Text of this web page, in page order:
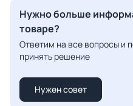
Нужно больше
товаре?
Ответим на все вопросы и
принять решение
Нужен совет